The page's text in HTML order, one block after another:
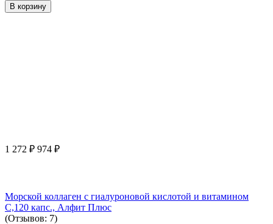
В корзину
1 272 ₽ 974 ₽
Морской коллаген с гиалуроновой кислотой и витамином
С,120 капс., Алфит Плюс
(Отзывов: 7)